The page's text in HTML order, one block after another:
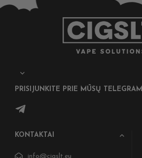
PRISIJUNKITE PRIE MŪSŲ TELEGRAM
KONTAKTAI
info@cigslt.eu